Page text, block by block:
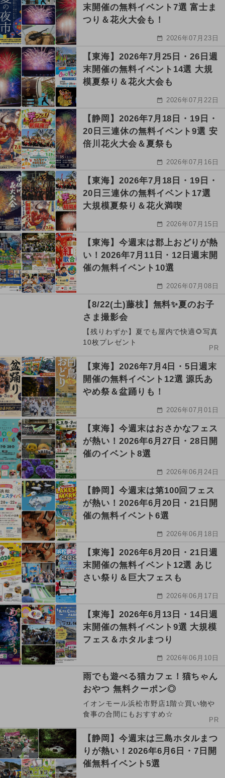
末開催の無料イベント7選 富士ま
つり＆花火大会も！
2026年07月23日
【東海】2026年7月25日・26日週
末開催の無料イベント14選 大規
模夏祭り＆花火大会も
2026年07月22日
【静岡】2026年7月18日・19日・
20日三連休の無料イベント9選 安
倍川花火大会＆夏祭も
2026年07月16日
【東海】2026年7月18日・19日・
20日三連休の無料イベント17選
大規模夏祭り＆花火満喫
2026年07月15日
【東海】今週末は郡上おどりが熱
い！2026年7月11日・12日週末開
催の無料イベント10選
2026年07月08日
【8/22(土)藤枝】無料✨夏のお子
さま撮影会
【残りわずか】夏でも屋内で快適🌻写真
10枚プレゼント
PR
【東海】2026年7月4日・5日週末
開催の無料イベント12選 源氏あ
やめ祭＆盆踊りも！
2026年07月01日
【東海】今週末はおさかなフェス
が熱い！2026年6月27日・28日開
催のイベント8選
2026年06月24日
【静岡】今週末は第100回フェス
が熱い！2026年6月20日・21日開
催の無料イベント6選
2026年06月18日
【東海】2026年6月20日・21日週
末開催の無料イベント12選 あじ
さい祭り＆巨大フェスも
2026年06月17日
【東海】2026年6月13日・14日週
末開催の無料イベント9選 大規模
フェス＆ホタルまつり
2026年06月10日
雨でも遊べる猫カフェ！猫ちゃん
おやつ 無料クーポン◎
イオンモール浜松市野店1階☆買い物や
食事の合間にもおすすめ☆
PR
【静岡】今週末は三島ホタルまつ
りが熱い！2026年6月6日・7日開
催無料イベント5選